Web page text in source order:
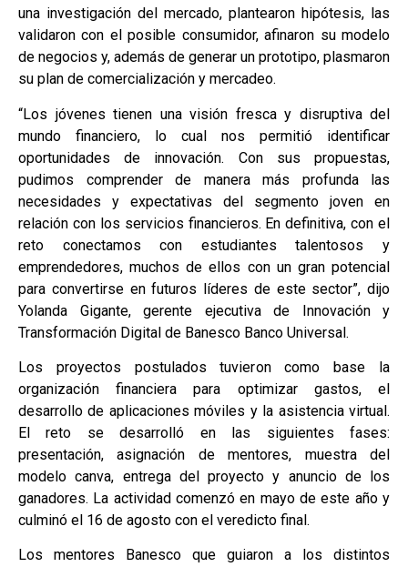
una investigación del mercado, plantearon hipótesis, las
validaron con el posible consumidor, afinaron su modelo
de negocios y, además de generar un prototipo, plasmaron
su plan de comercialización y mercadeo.
“Los jóvenes tienen una visión fresca y disruptiva del
mundo financiero, lo cual nos permitió identificar
oportunidades de innovación. Con sus propuestas,
pudimos comprender de manera más profunda las
necesidades y expectativas del segmento joven en
relación con los servicios financieros. En definitiva, con el
reto conectamos con estudiantes talentosos y
emprendedores, muchos de ellos con un gran potencial
para convertirse en futuros líderes de este sector”, dijo
Yolanda Gigante, gerente ejecutiva de Innovación y
Transformación Digital de Banesco Banco Universal.
Los proyectos postulados tuvieron como base la
organización financiera para optimizar gastos, el
desarrollo de aplicaciones móviles y la asistencia virtual.
El reto se desarrolló en las siguientes fases:
presentación, asignación de mentores, muestra del
modelo canva, entrega del proyecto y anuncio de los
ganadores. La actividad comenzó en mayo de este año y
culminó el 16 de agosto con el veredicto final.
Los mentores Banesco que guiaron a los distintos